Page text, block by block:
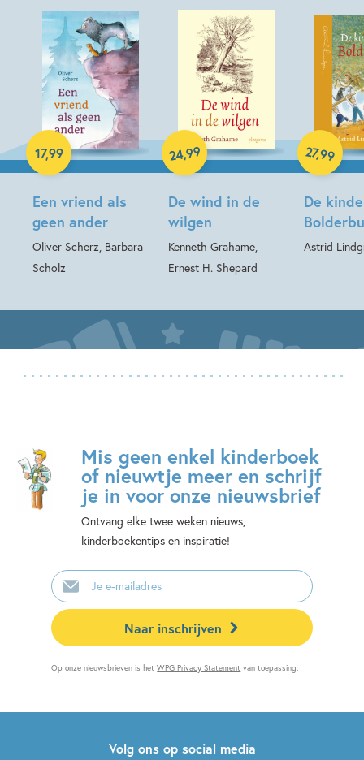
Een vriend als
geen ander
Oliver Scherz, Barbara
Scholz
17,99
Hardcover
De wind in de
wilgen
Kenneth Grahame,
Ernest H. Shepard
24,99
Hardcover
De
Astrid
27,99
Hardcover
Mis geen enkel kinderboek
of nieuwtje meer en schrijf
je in voor onze nieuwsbrief
Ontvang elke twee weken nieuws,
kinderboekentips en inspiratie!
E-
mailadres
Naar inschrijven
Op onze nieuwsbrieven is hetWPG Privacy Statement van toepassing.
Volg ons op social media